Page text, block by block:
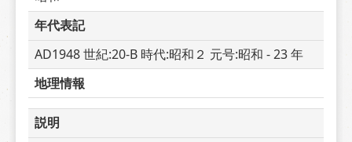
年代表記
AD1948 世紀:20-B 時代:昭和２ 元号:昭和 - 23 年
地理情報
説明